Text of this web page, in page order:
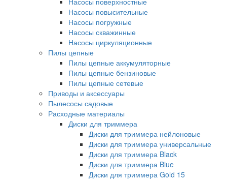
Насосы повысительные
Насосы погружные
Насосы скважинные
Насосы циркуляционные
Пилы цепные
Пилы цепные аккумуляторные
Пилы цепные бензиновые
Пилы цепные сетевые
Приводы и аксессуары
Пылесосы садовые
Расходные материалы
Диски для триммера
Диски для триммера нейлоновые
Диски для триммера универсальные
Диски для триммера Black
Диски для триммера Blue
Диски для триммера Gold 15